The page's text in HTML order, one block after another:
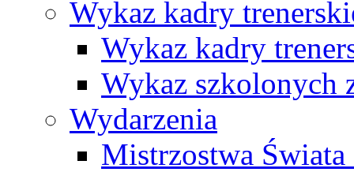
Wykaz kadry
Wykaz kadry
Wykaz szkolonych
Wydarzenia
Mistrzostwa